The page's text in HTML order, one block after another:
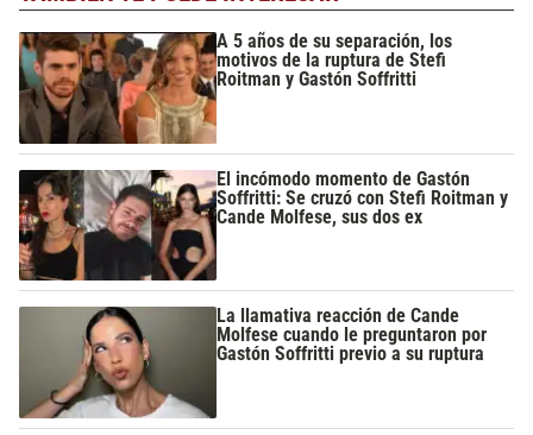
A 5 años de su separación, los
motivos de la ruptura de Stefi
Roitman y Gastón Soffritti
El incómodo momento de Gastón
Soffritti: Se cruzó con Stefi Roitman y
Cande Molfese, sus dos ex
La llamativa reacción de Cande
Molfese cuando le preguntaron por
Gastón Soffritti previo a su ruptura